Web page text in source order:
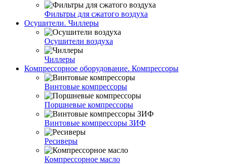
Фильтры для сжатого воздуха
Осушители. Чиллеры
Осушители воздуха
Чиллеры
Компрессорное оборудование. Компрессоры
Винтовые компрессоры
Поршневые компрессоры
Винтовые компрессоры ЗИФ
Ресиверы
Компрессорное масло